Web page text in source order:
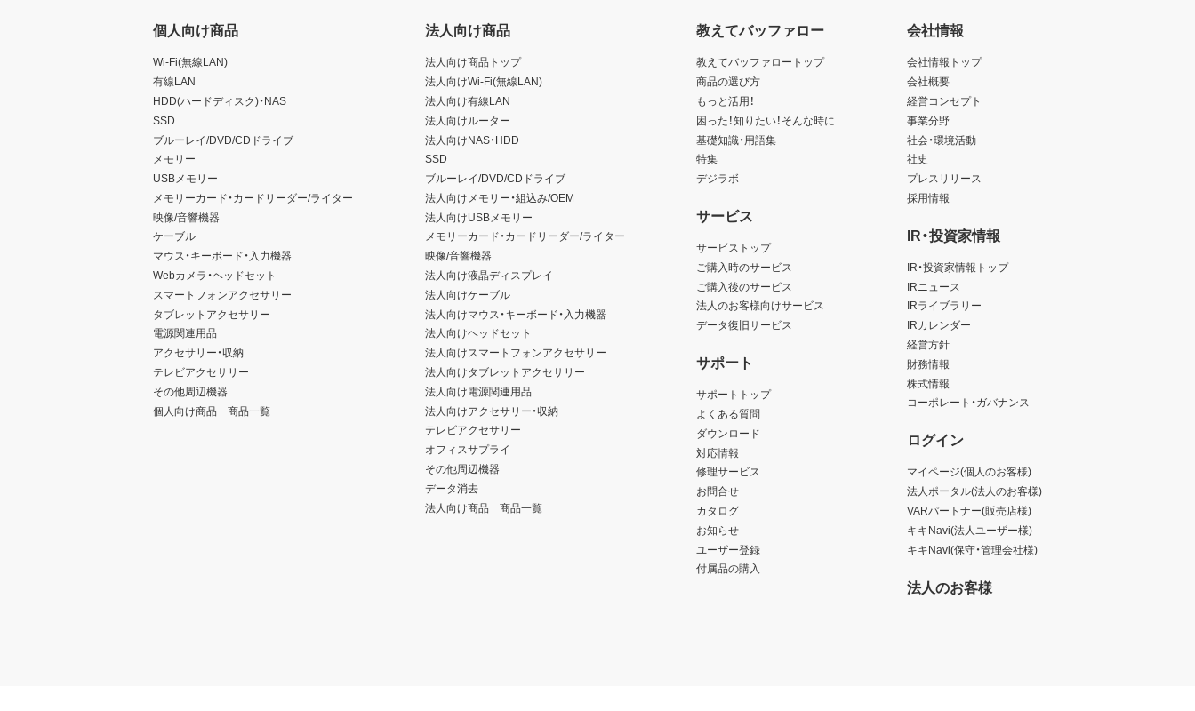
個人向け商品
Wi-Fi(無線LAN)
有線LAN
HDD(ハードディスク)・NAS
SSD
ブルーレイ/DVD/CDドライブ
メモリー
USBメモリー
メモリーカード・カードリーダー/ライター
映像/音響機器
ケーブル
マウス・キーボード・入力機器
Webカメラ・ヘッドセット
スマートフォンアクセサリー
タブレットアクセサリー
電源関連用品
アクセサリー・収納
テレビアクセサリー
その他周辺機器
個人向け商品 商品一覧
法人向け商品
法人向け商品トップ
法人向けWi-Fi(無線LAN)
法人向け有線LAN
法人向けルーター
法人向けNAS・HDD
SSD
ブルーレイ/DVD/CDドライブ
法人向けメモリー・組込み/OEM
法人向けUSBメモリー
メモリーカード・カードリーダー/ライター
映像/音響機器
法人向け液晶ディスプレイ
法人向けケーブル
法人向けマウス・キーボード・入力機器
法人向けヘッドセット
法人向けスマートフォンアクセサリー
法人向けタブレットアクセサリー
法人向け電源関連用品
法人向けアクセサリー・収納
テレビアクセサリー
オフィスサプライ
その他周辺機器
データ消去
法人向け商品 商品一覧
教えてバッファロー
教えてバッファロートップ
商品の選び方
もっと活用！
困った！知りたい！そんな時に
基礎知識・用語集
特集
デジラボ
サービス
サービストップ
ご購入時のサービス
ご購入後のサービス
法人のお客様向けサービス
データ復旧サービス
サポート
サポートトップ
よくある質問
ダウンロード
対応情報
修理サービス
お問合せ
カタログ
お知らせ
ユーザー登録
付属品の購入
会社情報
会社情報トップ
会社概要
経営コンセプト
事業分野
社会・環境活動
社史
プレスリリース
採用情報
IR・投資家情報
IR・投資家情報トップ
IRニュース
IRライブラリー
IRカレンダー
経営方針
財務情報
株式情報
コーポレート・ガバナンス
ログイン
マイページ(個人のお客様)
法人ポータル(法人のお客様)
VARパートナー(販売店様)
キキNavi(法人ユーザー様)
キキNavi(保守・管理会社様)
法人のお客様